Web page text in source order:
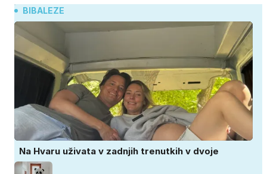
BIBALEZE
Na Hvaru uživata v zadnjih trenutkih v dvoje